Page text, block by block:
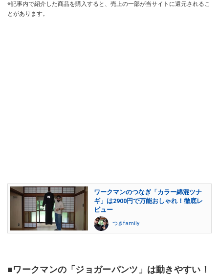
※記事内で紹介した商品を購入すると、売上の一部が当サイトに還元されるこ
とがあります。
ワークマンのつなぎ「カラー綿混ツナ
ギ」は2900円で万能おしゃれ！徹底レ
ビュー
つきfamily
■ワークマンの「ジョガーパンツ」は動きやすい！